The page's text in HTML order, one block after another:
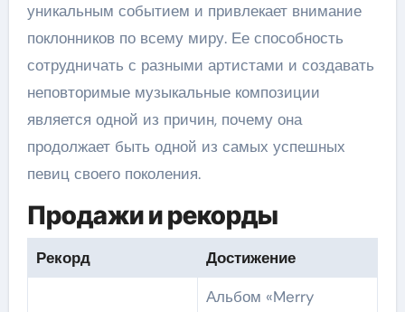
уникальным событием и привлекает внимание
поклонников по всему миру. Ее способность
сотрудничать с разными артистами и создавать
неповторимые музыкальные композиции
является одной из причин, почему она
продолжает быть одной из самых успешных
певиц своего поколения.
Продажи и рекорды
Рекорд Достижение
Альбом «Merry